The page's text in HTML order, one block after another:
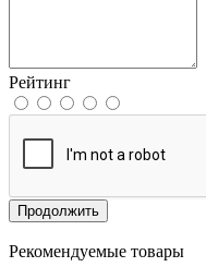
Рейтинг
Продолжить
Рекомендуемые товары